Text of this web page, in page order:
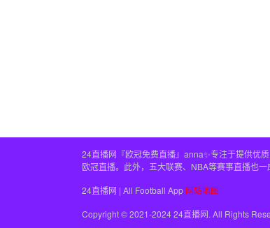
24直播网『欧冠免费直播』anna✨专注于提供优
欧冠直播。此外，五大联赛、NBA等赛事直播也
24直播网 | All Football App 网站地图
Copyright © 2021-2024 24直播网. All Rights